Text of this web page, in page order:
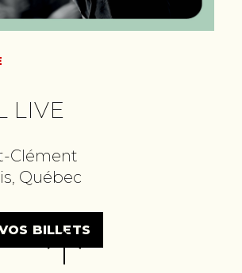
LIVE
Clément
Québec
BILLETS